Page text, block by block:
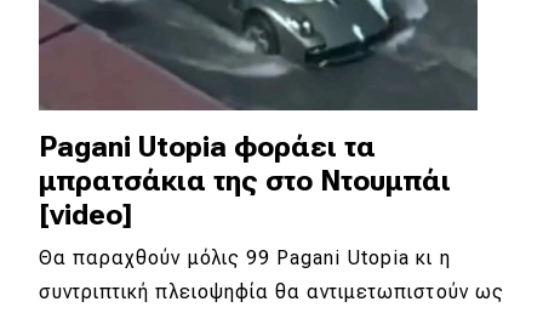
Pagani Utopia φοράει τα
μπρατσάκια της στο Ντουμπάι
[video]
Θα παραχθούν μόλις 99 Pagani Utopia κι η
συντριπτική πλειοψηφία θα αντιμετωπιστούν ως